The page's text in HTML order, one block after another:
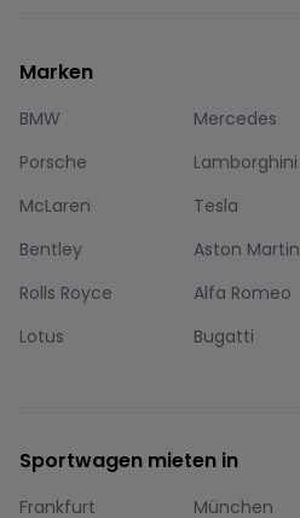
Marken
BMW Mercedes
Porsche
Lamborghini
McLaren
Tesla
Bentley
Aston Martin
Rolls Royce
Alfa Romeo
Lotus
Bugatti
Sportwagen mieten in
Frankfurt München